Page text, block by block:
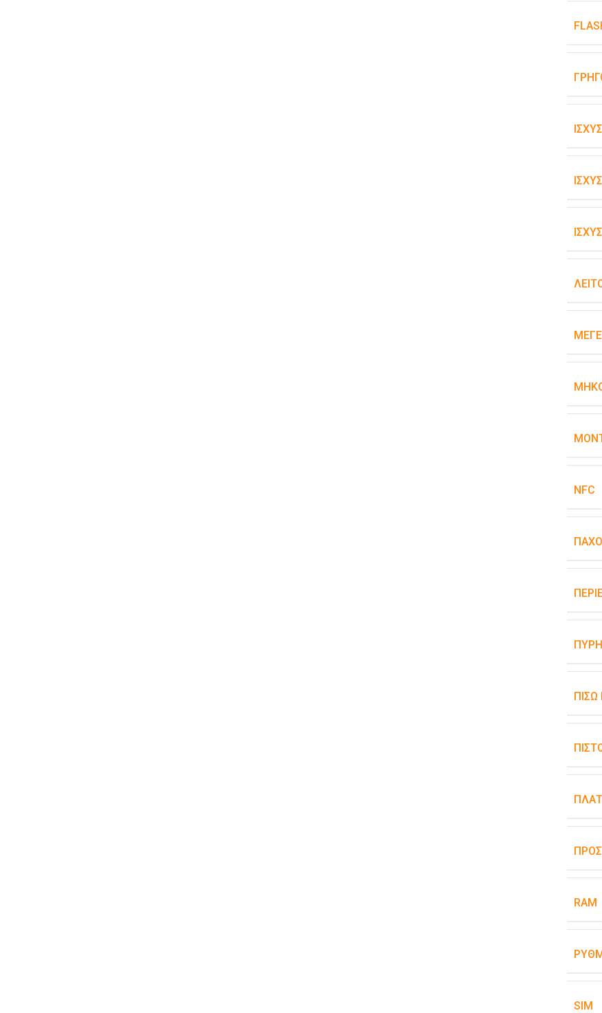
NFC
RAM
SIM